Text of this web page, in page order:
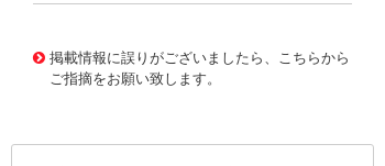
掲載情報に誤りがございましたら、こちらから
ご指摘をお願い致します。